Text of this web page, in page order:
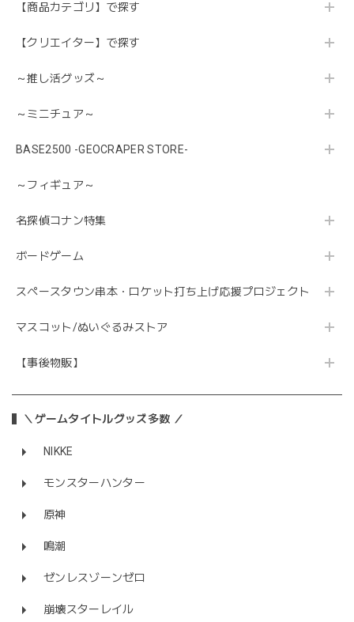
【商品カテゴリ】で探す
【クリエイター】で探す
～推し活グッズ～
～ミニチュア～
BASE2500 -GEOCRAPER STORE-
～フィギュア～
名探偵コナン特集
ボードゲーム
スペースタウン串本・ロケット打ち上げ応援プロジェクト
マスコット/ぬいぐるみストア
【事後物販】
＼ゲームタイトルグッズ多数 ／
NIKKE
モンスターハンター
原神
鳴潮
ゼンレスゾーンゼロ
崩壊スターレイル